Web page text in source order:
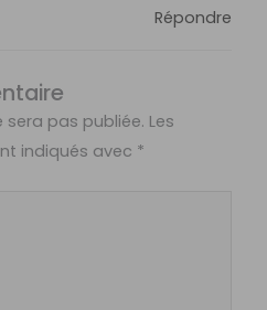
Répondre
pas publiée. Les
indiqués avec *